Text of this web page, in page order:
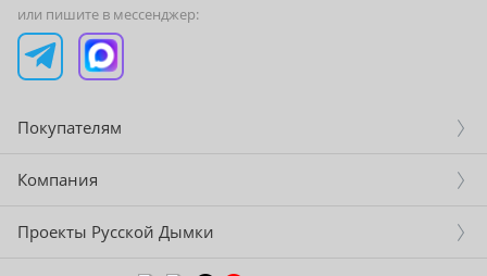
или пишите в мессенджер:
Покупателям
Компания
Проекты Русской Дымки